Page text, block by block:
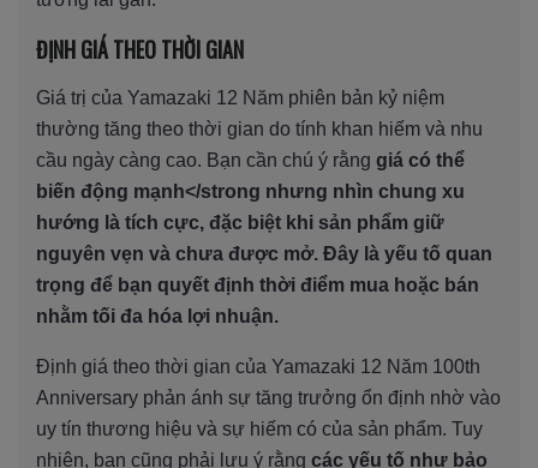
ĐỊNH GIÁ THEO THỜI GIAN
Giá trị của Yamazaki 12 Năm phiên bản kỷ niệm
thường tăng theo thời gian do tính khan hiếm và nhu
cầu ngày càng cao. Bạn cần chú ý rằng giá có thể
biến động mạnh</strong nhưng nhìn chung xu
hướng là tích cực, đặc biệt khi sản phẩm giữ
nguyên vẹn và chưa được mở. Đây là yếu tố quan
trọng để bạn quyết định thời điểm mua hoặc bán
nhằm tối đa hóa lợi nhuận.
Định giá theo thời gian của Yamazaki 12 Năm 100th
Anniversary phản ánh sự tăng trưởng ổn định nhờ vào
uy tín thương hiệu và sự hiếm có của sản phẩm. Tuy
nhiên, bạn cũng phải lưu ý rằng các yếu tố như bảo